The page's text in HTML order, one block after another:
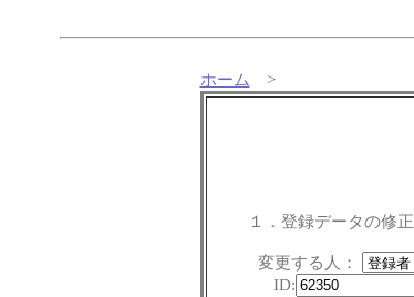
ホーム >
１．登録データの修正
変更する人：
ID: